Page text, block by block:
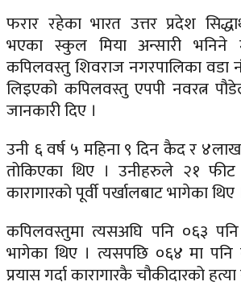
फरार रहेका भारत उत्तर प्रदेश
भएका स्कुल मिया अन्सारी भनिने
कपिलवस्तु शिवराज नगरपालिका वडा
लिइएको कपिलवस्तु एपपी नवरत्न
जानकारी दिए ।
उनी ६ वर्ष ५ महिना ९ दिन कैद र
तोकिएका थिए । उनीहरुले २१
कारागारको पूर्वी पर्खालबाट भागेका थिए
कपिलवस्तुमा त्यसअघि पनि ०६३ पनि
भागेका थिए । त्यसपछि ०६४ मा
प्रयास गर्दा कारागारकै चौकीदारको